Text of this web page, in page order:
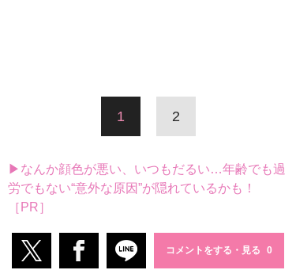
1 2
▶なんか顔色が悪い、いつもだるい…年齢でも過
労でもない“意外な原因”が隠れているかも！
［PR］
コメントをする・見る